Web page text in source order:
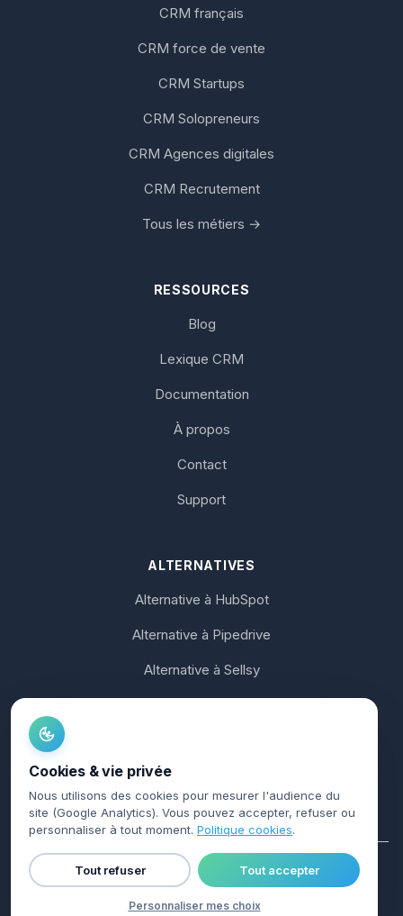
CRM français
CRM force de vente
CRM Startups
CRM Solopreneurs
CRM Agences digitales
CRM Recrutement
Tous les métiers →
RESSOURCES
Blog
Lexique CRM
Documentation
À propos
Contact
Support
ALTERNATIVES
Alternative à HubSpot
Alternative à Pipedrive
Alternative à Sellsy
Alternative à Koban
© 2026 Charik. Tous droits réservés.
Confidentialité·CGU·Cookies·Mentions légales
Cookies & vie privée
Nous utilisons des cookies pour mesurer l'audience du
site (Google Analytics). Vous pouvez accepter, refuser ou
personnaliser à tout moment. Politique cookies.
Tout refuser Tout accepter
Personnaliser mes choix